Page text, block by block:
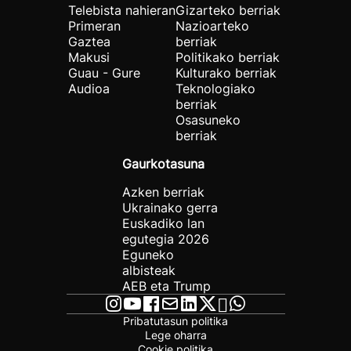
Telebista nahieran
Primeran
Gaztea
Makusi
Guau - Gure
Audioa
Gizarteko berriak
Nazioarteko
berriak
Politikako berriak
Kulturako berriak
Teknologiako
berriak
Osasuneko
berriak
Gaurkotasuna
Azken berriak
Ukrainako gerra
Euskadiko lan
egutegia 2026
Eguneko
albisteak
AEB eta Trump
Pribatutasun politika
Lege oharra